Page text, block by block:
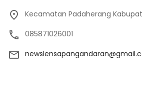
Kecamatan Padaherang
085871026001